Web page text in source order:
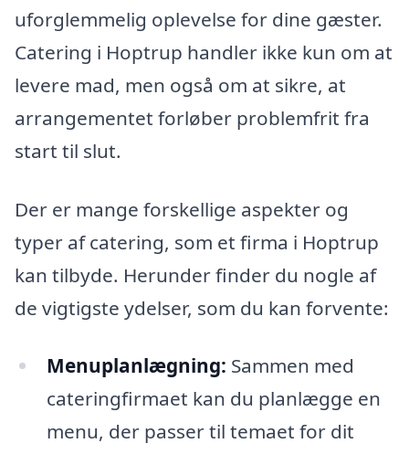
uforglemmelig oplevelse for dine gæster.
Catering i Hoptrup handler ikke kun om at
levere mad, men også om at sikre, at
arrangementet forløber problemfrit fra
start til slut.
Der er mange forskellige aspekter og
typer af catering, som et firma i Hoptrup
kan tilbyde. Herunder finder du nogle af
de vigtigste ydelser, som du kan forvente:
Menuplanlægning: Sammen med
cateringfirmaet kan du planlægge en
menu, der passer til temaet for dit